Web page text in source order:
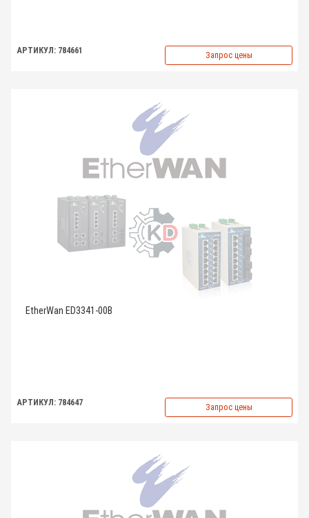
АРТИКУЛ: 784661 Запрос цены
EtherWan ED3341-00B
АРТИКУЛ: 784647 Запрос цены